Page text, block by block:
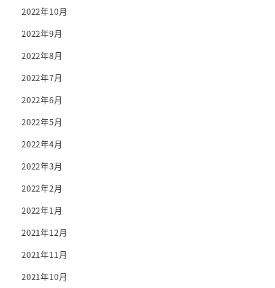
2022年10月
2022年9月
2022年8月
2022年7月
2022年6月
2022年5月
2022年4月
2022年3月
2022年2月
2022年1月
2021年12月
2021年11月
2021年10月